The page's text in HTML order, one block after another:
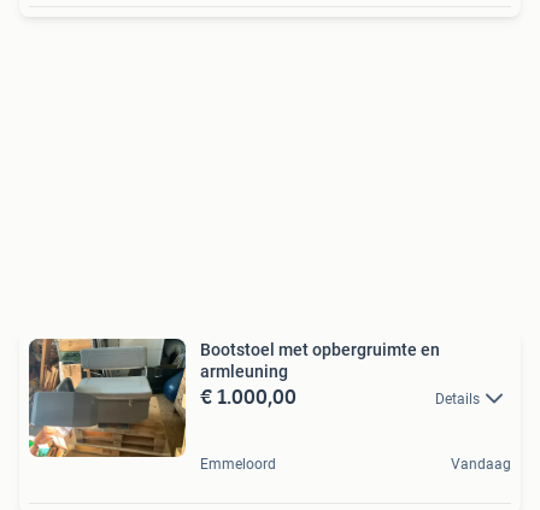
Bootstoel met opbergruimte en
armleuning
€ 1.000,00 Details
Emmeloord Vandaag